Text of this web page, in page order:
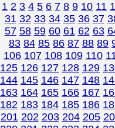
1 2 3 4 5 6 7 8 9 10 11
31 32 33 34 35 36 37
57 58 59 60 61 62 63
83 84 85 86 87 88 89
106 107 108 109 110
125 126 127 128 129
144 145 146 147 148
163 164 165 166 167
182 183 184 185 186
201 202 203 204 205